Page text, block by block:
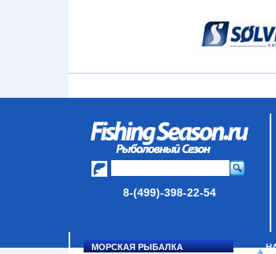
8-(499)-398-22-54
МОРСКАЯ РЫБАЛКА